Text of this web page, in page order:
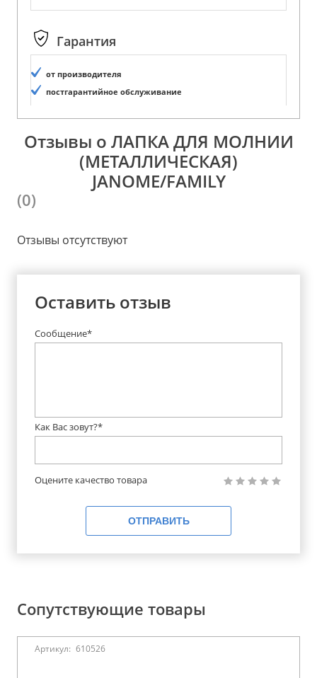
Гарантия
от производителя
постгарантийное обслуживание
Отзывы о ЛАПКА ДЛЯ МОЛНИИ
(МЕТАЛЛИЧЕСКАЯ)
JANOME/FAMILY
(0)
Отзывы отсутствуют
Оставить отзыв
Сообщение*
Как Вас зовут?*
Оцените качество товара
ОТПРАВИТЬ
Сопутствующие товары
Артикул: 610526